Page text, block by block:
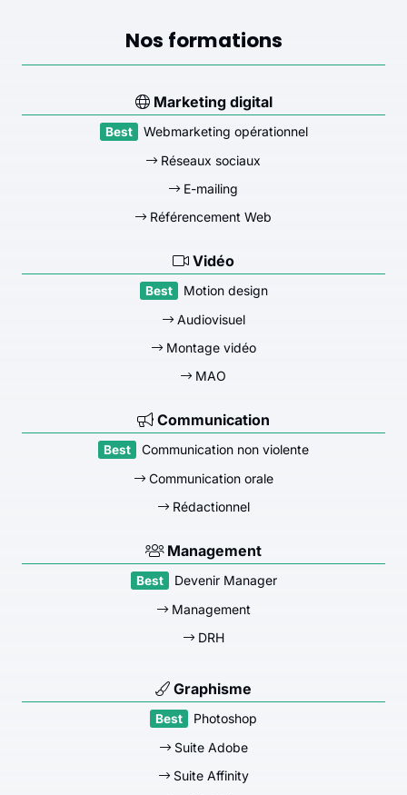
Nos formations
Marketing digital
Webmarketing opérationnel
Réseaux sociaux
E-mailing
Référencement Web
Vidéo
Motion design
Audiovisuel
Montage vidéo
MAO
Communication
Communication non violente
Communication orale
Rédactionnel
Management
Devenir Manager
Management
DRH
Graphisme
Photoshop
Suite Adobe
Suite Affinity